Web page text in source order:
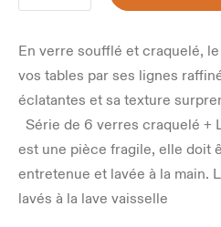
En verre soufflé et craquelé,
vos tables par ses lignes
éclatantes et sa texture
Série de 6 verres craquelé +
est une pièce fragile, elle doit
entretenue et lavée à la main.
lavés à la lave vaisselle